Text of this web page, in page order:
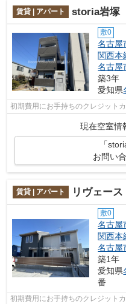
賃貸 | アパート storia岩塚
敷0
名古屋
関西本
名古屋
築3年
愛知県
初期費用にお手持ちのクレジット
現在空室情
「
お問い
賃貸 | アパート リヴェー
敷0
名古屋
関西本
名古屋
築1年
愛知県
番
初期費用にお手持ちのクレジット